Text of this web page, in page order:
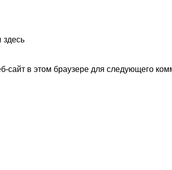
здесь
сайт в этом браузере для следующего